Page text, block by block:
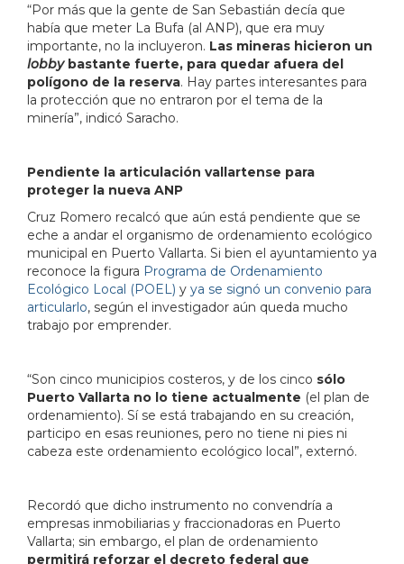
“Por más que la gente de San Sebastián decía que
había que meter La Bufa (al ANP), que era muy
importante, no la incluyeron. Las mineras hicieron un
lobbybastante fuerte, para quedar afuera del
polígono de la reserva. Hay partes interesantes para
la protección que no entraron por el tema de la
minería”, indicó Saracho.
Pendiente la articulación vallartense para
proteger la nueva ANP
Cruz Romero recalcó que aún está pendiente que se
eche a andar el organismo de ordenamiento ecológico
municipal en Puerto Vallarta. Si bien el ayuntamiento ya
reconoce la figura Programa de Ordenamiento
Ecológico Local (POEL) y ya se signó un convenio para
articularlo, según el investigador aún queda mucho
trabajo por emprender.
“Son cinco municipios costeros, y de los cinco sólo
Puerto Vallarta no lo tiene actualmente (el plan de
ordenamiento). Sí se está trabajando en su creación,
participo en esas reuniones, pero no tiene ni pies ni
cabeza este ordenamiento ecológico local”, externó.
Recordó que dicho instrumento no convendría a
empresas inmobiliarias y fraccionadoras en Puerto
Vallarta; sin embargo, el plan de ordenamiento
permitirá reforzar el decreto federal que